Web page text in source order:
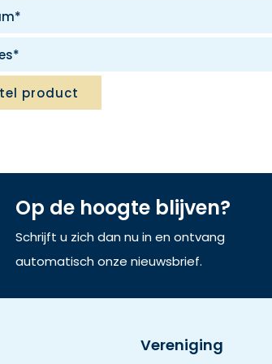
product
Op de hoogte blijven?
Schrijft u zich dan nu in en ontvang
automatisch onze nieuwsbrief.
Vereniging